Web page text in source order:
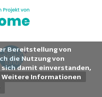
Bereitstellung von
die Nutzung von
damit einverstanden,
Weitere Informationen